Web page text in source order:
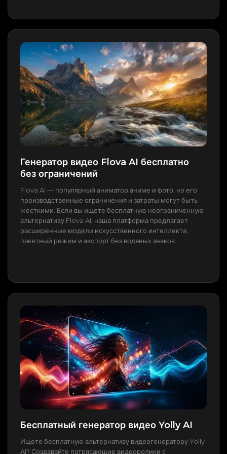
Генератор видео Flova AI бесплатно
без ограничений
Flova AI — популярный аниматор аниме и фото, но его
производственные ограничения и затраты могут быть
жесткими. Если вы ищете бесплатную неограниченную
альтернативу Flova AI, наша платформа предлагает
расширенные модели искусственного интеллекта,
пакетный режим и экспорт без водяных знаков.
Бесплатный генератор видео Yolly AI
Ищете бесплатную альтернативу видеогенератору Yolly
AI? Создавайте потрясающие видеоролики с